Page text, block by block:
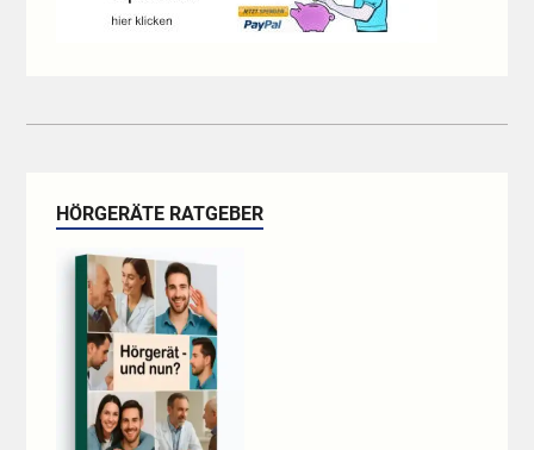
HÖRGERÄTE RATGEBER